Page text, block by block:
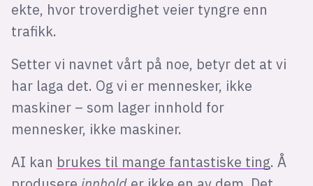
ekte, hvor troverdighet veier tyngre enn
trafikk.
Setter vi navnet vårt på noe, betyr det at vi
har laga det. Og vi er mennesker, ikke
maskiner – som lager innhold for
mennesker, ikke maskiner.
AI kan brukes til mange fantastiske ting. Å